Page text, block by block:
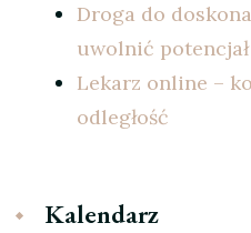
Droga do
uwolnić
Lekarz online –
odległość
Kalendarz